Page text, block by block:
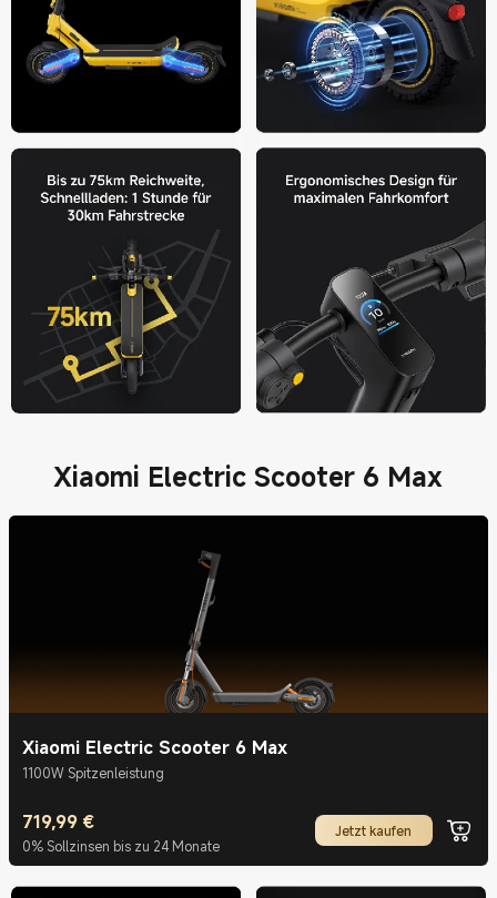
Xiaomi Electric Scooter 6 Max
Xiaomi Electric Scooter 6 Max
1100W Spitzenleistung
719,99 €
Current Price €719.99
0% Sollzinsen bis zu 24 Monate
Jetzt kaufen